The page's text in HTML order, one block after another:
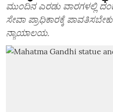
ಮುಂದಿನ ಎರಡು ವಾರಗಳಲ್ಲಿ
ಸೇವಾ ಪ್ರಾಧಿಕಾರಕ್ಕೆ
ನ್ಯಾಯಾಲಯ.